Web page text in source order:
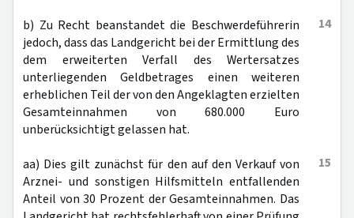
14
b) Zu Recht beanstandet die Beschwerdeführerin
jedoch, dass das Landgericht bei der Ermittlung des
dem erweiterten Verfall des Wertersatzes
unterliegenden Geldbetrages einen weiteren
erheblichen Teil der von den Angeklagten erzielten
Gesamteinnahmen von 680.000 Euro
unberücksichtigt gelassen hat.
15
aa) Dies gilt zunächst für den auf den Verkauf von
Arznei- und sonstigen Hilfsmitteln entfallenden
Anteil von 30 Prozent der Gesamteinnahmen. Das